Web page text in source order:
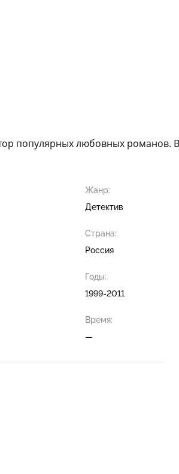
популярных любовных
Жанр:
Детектив
Страна:
Россия
Годы:
1999-2011
Время:
—